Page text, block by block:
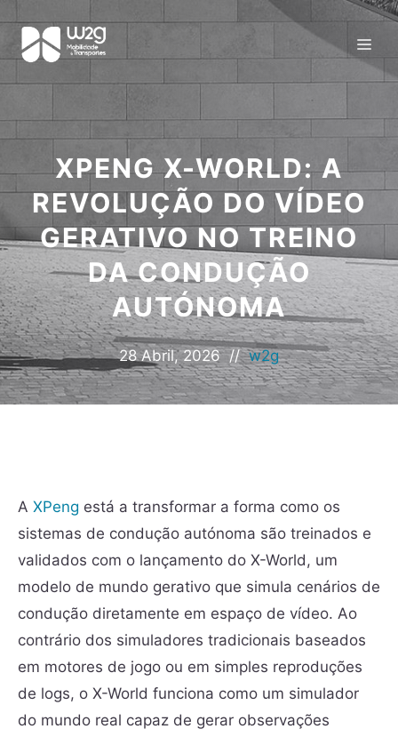
XPENG X-WORLD: A
REVOLUÇÃO DO VÍDEO
GERATIVO NO TREINO
DA CONDUÇÃO
AUTÓNOMA
28 Abril, 2026 // w2g
A XPeng está a transformar a forma como os
sistemas de condução autónoma são treinados e
validados com o lançamento do X-World, um
modelo de mundo gerativo que simula cenários de
condução diretamente em espaço de vídeo. Ao
contrário dos simuladores tradicionais baseados
em motores de jogo ou em simples reproduções
de logs, o X-World funciona como um simulador
do mundo real capaz de gerar observações